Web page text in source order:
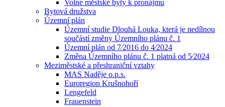
Volné městské byty k pronájmu
Bytová družstva
Územní plán
Územní studie Dlouhá Louka, která je nedílnou
součástí změny Územního plánu č. 1
Územní plán od 7⁄2016 do 4⁄2024
Změna Územního plánu č. 1 platná od 5⁄2024
Meziměstské a přeshraniční vztahy
MAS Naděje o.p.s.
Euroregion Krušnohoří
Lengefeld
Frauenstein